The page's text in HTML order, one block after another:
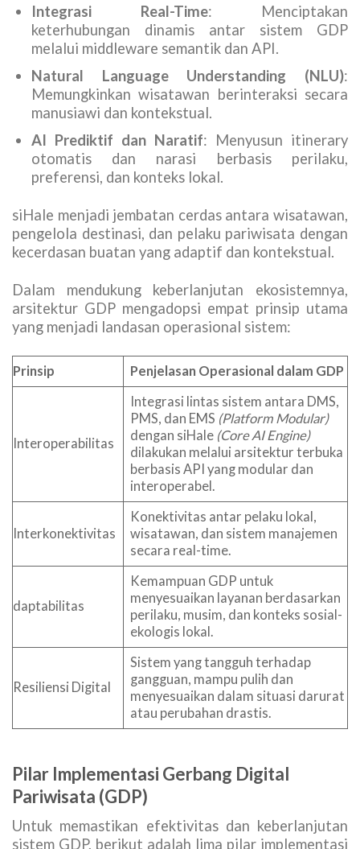
Integrasi Real-Time: Menciptakan
keterhubungan dinamis antar sistem GDP
melalui middleware semantik dan API.
Natural Language Understanding (NLU):
Memungkinkan wisatawan berinteraksi secara
manusiawi dan kontekstual.
AI Prediktif dan Naratif: Menyusun itinerary
otomatis dan narasi berbasis perilaku,
preferensi, dan konteks lokal.
siHale menjadi jembatan cerdas antara wisatawan,
pengelola destinasi, dan pelaku pariwisata dengan
kecerdasan buatan yang adaptif dan kontekstual.
Dalam mendukung keberlanjutan ekosistemnya,
arsitektur GDP mengadopsi empat prinsip utama
yang menjadi landasan operasional sistem:
Prinsip Penjelasan Operasional dalam GDP
Interoperabilitas
Integrasi lintas sistem antara DMS,
PMS, dan EMS (Platform Modular)
dengan siHale (Core AI Engine)
dilakukan melalui arsitektur terbuka
berbasis API yang modular dan
interoperabel.
Interkonektivitas
Konektivitas antar pelaku lokal,
wisatawan, dan sistem manajemen
secara real-time.
daptabilitas
Kemampuan GDP untuk
menyesuaikan layanan berdasarkan
perilaku, musim, dan konteks sosial-
ekologis lokal.
Resiliensi Digital
Sistem yang tangguh terhadap
gangguan, mampu pulih dan
menyesuaikan dalam situasi darurat
atau perubahan drastis.
Pilar Implementasi Gerbang Digital
Pariwisata (GDP)
Untuk memastikan efektivitas dan keberlanjutan
sistem GDP, berikut adalah lima pilar implementasi